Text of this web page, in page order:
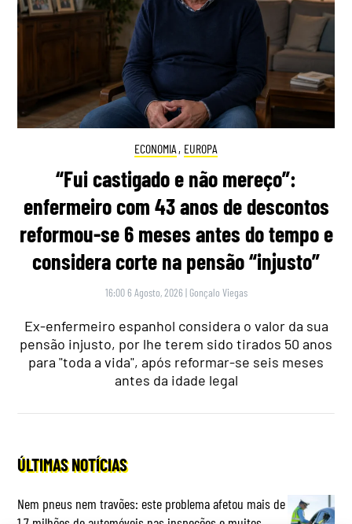
ECONOMIA , EUROPA
“Fui castigado e não mereço”:
enfermeiro com 43 anos de descontos
reformou-se 6 meses antes do tempo e
considera corte na pensão “injusto”
16:00 6 Agosto, 2026 | Gonçalo Viegas
Ex-enfermeiro espanhol considera o valor da sua
pensão injusto, por lhe terem sido tirados 50 anos
para "toda a vida", após reformar-se seis meses
antes da idade legal
ÚLTIMAS NOTÍCIAS
Nem pneus nem travões: este problema afetou mais de